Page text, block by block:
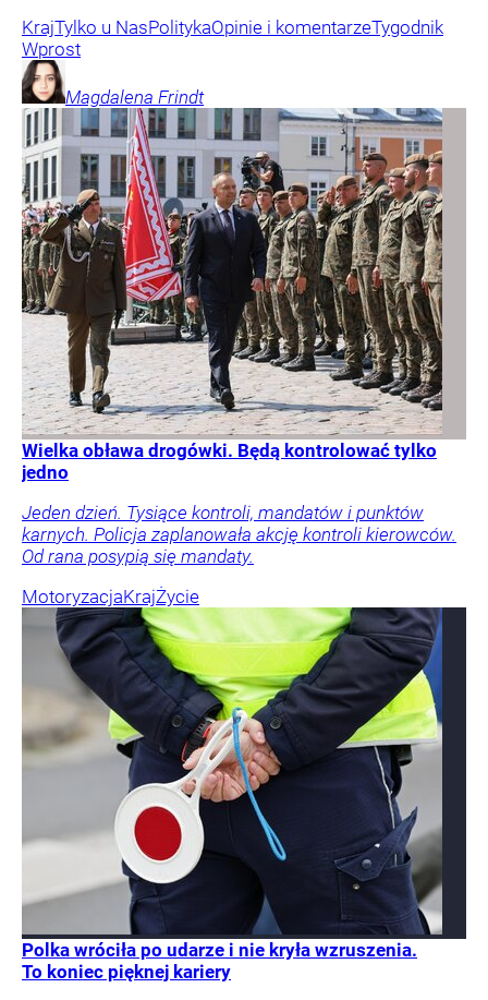
KrajTylko u NasPolitykaOpinie i komentarzeTygodnik
Wprost
Magdalena Frindt
Wielka obława drogówki. Będą kontrolować tylko
jedno
Jeden dzień. Tysiące kontroli, mandatów i punktów
karnych. Policja zaplanowała akcję kontroli kierowców.
Od rana posypią się mandaty.
MotoryzacjaKrajŻycie
Polka wróciła po udarze i nie kryła wzruszenia.
To koniec pięknej kariery